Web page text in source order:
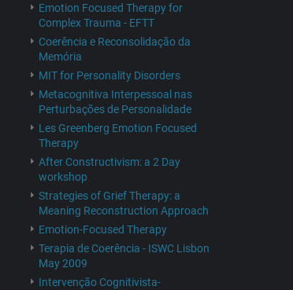
Emotion Focused Therapy for
Complex Trauma - EFTT
Coerência e Reconsolidação da
Memória
MIT for Personality Disorders
Metacognitiva Interpessoal nas
Perturbações de Personalidade
Les Greenberg Emotion Focused
Therapy
After Constructivism: a 2 Day
workshop
Strategies of Grief Therapy: a
Meaning Reconstruction Approach
Emotion-Focused Therapy
Terapia de Coerência - ISWC Lisbon
May 2009
Intervenção Cognitivista-